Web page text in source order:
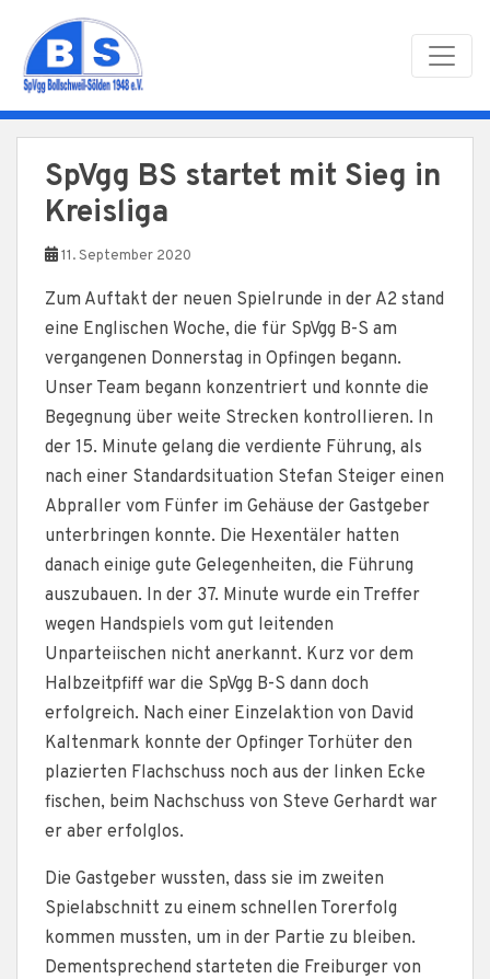
SpVgg BS startet mit Sieg in
Kreisliga
11. September 2020
Zum Auftakt der neuen Spielrunde in der A2 stand
eine Englischen Woche, die für SpVgg B-S am
vergangenen Donnerstag in Opfingen begann.
Unser Team begann konzentriert und konnte die
Begegnung über weite Strecken kontrollieren. In
der 15. Minute gelang die verdiente Führung, als
nach einer Standardsituation Stefan Steiger einen
Abpraller vom Fünfer im Gehäuse der Gastgeber
unterbringen konnte. Die Hexentäler hatten
danach einige gute Gelegenheiten, die Führung
auszubauen. In der 37. Minute wurde ein Treffer
wegen Handspiels vom gut leitenden
Unparteiischen nicht anerkannt. Kurz vor dem
Halbzeitpfiff war die SpVgg B-S dann doch
erfolgreich. Nach einer Einzelaktion von David
Kaltenmark konnte der Opfinger Torhüter den
plazierten Flachschuss noch aus der linken Ecke
fischen, beim Nachschuss von Steve Gerhardt war
er aber erfolglos.
Die Gastgeber wussten, dass sie im zweiten
Spielabschnitt zu einem schnellen Torerfolg
kommen mussten, um in der Partie zu bleiben.
Dementsprechend starteten die Freiburger von